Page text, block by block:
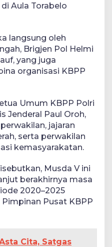
Aula Torabelo
langsung oleh
Brigjen Pol Helmi
yang juga
organisasi KBPP
Umum KBPP Polri
Jenderal Paul Oroh,
jajaran
serta perwakilan
kemasyarakatan.
Musda V ini
berakhirnya masa
2020–2025
Pusat KBPP
Cita, Satgas